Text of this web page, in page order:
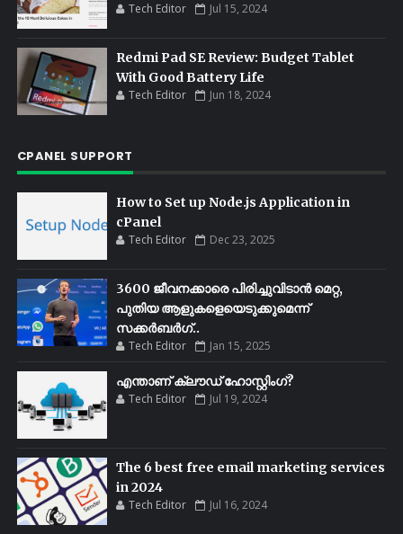
Tech Editor Jul 15, 2024
Redmi Pad SE Review: Budget Tablet
With Good Battery Life
Tech Editor Jun 18, 2024
CPANEL SUPPORT
How to Set up Node.js Application in
cPanel
Tech Editor Dec 23, 2025
3600 ജീവനക്കാരെ പിരിച്ചുവിടാൻ മെറ്റ,
പുതിയ ആളുകളെയെടുക്കുമെന്ന്
സക്കർബർഗ്..
Tech Editor Jan 15, 2025
എന്താണ് ക്ലൗഡ് ഹോസ്റ്റിംഗ്?
Tech Editor Jul 19, 2024
The 6 best free email marketing services
in 2024
Tech Editor Jul 16, 2024